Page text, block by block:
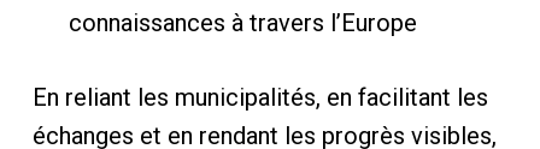
connaissances à travers l’Europe
En reliant les municipalités, en facilitant les
échanges et en rendant les progrès visibles,